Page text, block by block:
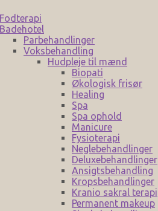
Fodterapi
Badehotel
Parbehandlinger
Voksbehandling
Hudpleje til mænd
Biopati
Økologisk frisør
Healing
Spa
Spa ophold
Manicure
Fysioterapi
Neglebehandlinger
Deluxebehandlinger
Ansigtsbehandling
Kropsbehandlinger
Kranio sakral terapi
Permanent makeup